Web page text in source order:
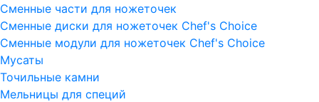
Сменные части для ножеточек
Сменные диски для ножеточек Chef's Choice
Сменные модули для ножеточек Chef's Choice
Мусаты
Точильные камни
Мельницы для специй